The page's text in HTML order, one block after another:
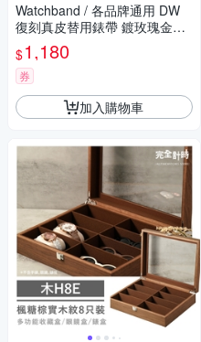
Watchband / 各品牌通用 DW
復刻真皮替用錶帶 鍍玫瑰金不
鏽鋼扣頭-白色
$1,180
券
加入購物車